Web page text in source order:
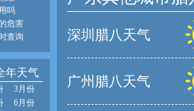
吗
危害
查询
年天气
3月份
6月份
深圳腊八天气
广州腊八天气